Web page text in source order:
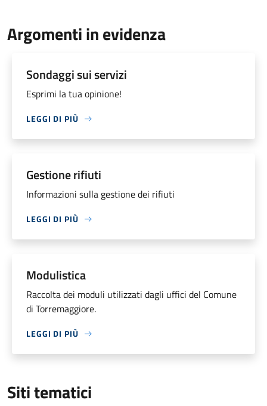
Argomenti in evidenza
Sondaggi sui servizi
Esprimi la tua opinione!
LEGGI DI PIÙ
Gestione rifiuti
Informazioni sulla gestione dei rifiuti
LEGGI DI PIÙ
Modulistica
Raccolta dei moduli utilizzati dagli uffici del Comune
di Torremaggiore.
LEGGI DI PIÙ
Siti tematici